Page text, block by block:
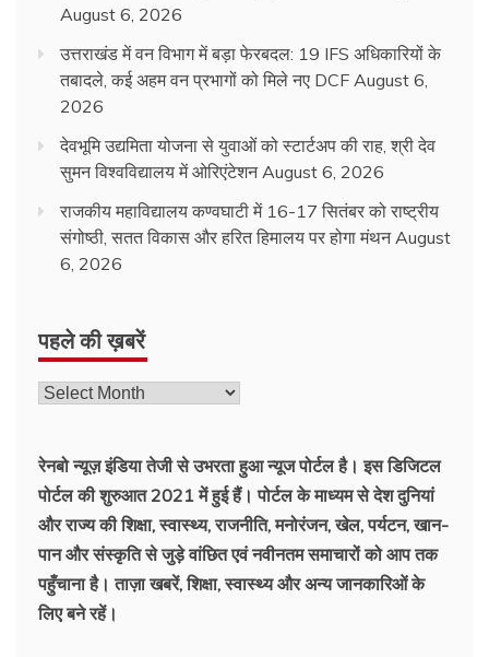
August 6, 2026
उत्तराखंड में वन विभाग में बड़ा फेरबदल: 19 IFS अधिकारियों के
तबादले, कई अहम वन प्रभागों को मिले नए DCF August 6,
2026
देवभूमि उद्यमिता योजना से युवाओं को स्टार्टअप की राह, श्री देव
सुमन विश्वविद्यालय में ओरिएंटेशन August 6, 2026
राजकीय महाविद्यालय कण्वघाटी में 16-17 सितंबर को राष्ट्रीय
संगोष्ठी, सतत विकास और हरित हिमालय पर होगा मंथन August
6, 2026
पहले की ख़बरें
रेनबो न्यूज़ इंडिया तेजी से उभरता हुआ न्‍यूज पोर्टल है। इस डिजिटल
पोर्टल की शुरुआत 2021 में हुई हैं। पोर्टल के माध्यम से देश दुनियां
और राज्य की शिक्षा, स्वास्थ्य, राजनीति, मनोरंजन, खेल, पर्यटन, खान-
पान और संस्कृति से जुड़े वांछित एवं नवीनतम समाचारों को आप तक
पहुँचाना है। ताज़ा खबरें, शिक्षा, स्वास्थ्य और अन्य जानकारिओं के
लिए बने रहें।